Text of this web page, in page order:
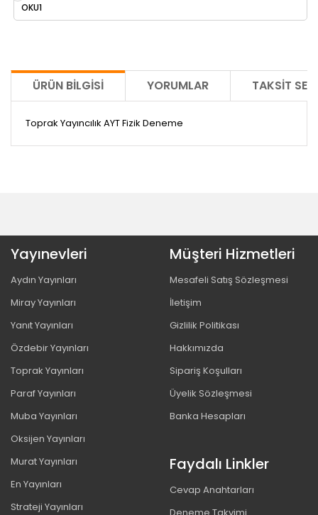
OKU1
ÜRÜN BILGISI YORUMLAR TAKSIT
Toprak Yayıncılık AYT Fizik Deneme
Yayınevleri
Aydın Yayınları
Miray Yayınları
Yanıt Yayınları
Özdebir Yayınları
Toprak Yayınları
Paraf Yayınları
Muba Yayınları
Oksijen Yayınları
Murat Yayınları
En Yayınları
Strateji Yayınları
Müşteri Hizmetleri
Mesafeli Satış Sözleşmesi
İletişim
Gizlilik Politikası
Hakkımızda
Sipariş Koşulları
Üyelik Sözleşmesi
Banka Hesapları
Faydalı Linkler
Cevap Anahtarları